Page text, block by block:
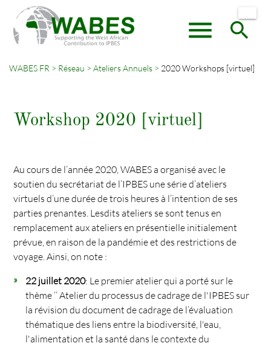
menu search
WABES FR Réseau Ateliers Annuels 2020 Workshops [virtuel]
Workshop 2020 [virtuel]
Au cours de l’année 2020, WABES a organisé avec le
soutien du secrétariat de l’IPBES une série d’ateliers
virtuels d’une durée de trois heures à l’intention de ses
parties prenantes. Lesdits ateliers se sont tenus en
remplacement aux ateliers en présentielle initialement
prévue, en raison de la pandémie et des restrictions de
voyage. Ainsi, on note :
22 juillet 2020: Le premier atelier qui a porté sur le
thème ‘’ Atelier du processus de cadrage de l'IPBES sur
la révision du document de cadrage de l’évaluation
thématique des liens entre la biodiversité, l'eau,
l'alimentation et la santé dans le contexte du